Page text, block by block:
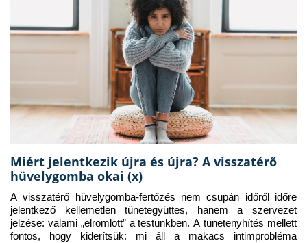
Miért jelentkezik újra és újra? A visszatérő
hüvelygomba okai (x)
A visszatérő hüvelygomba-fertőzés nem csupán időről időre
jelentkező kellemetlen tünetegyüttes, hanem a szervezet
jelzése: valami „elromlott” a testünkben. A tünetenyhítés mellett
fontos, hogy kiderítsük: mi áll a makacs intimprobléma